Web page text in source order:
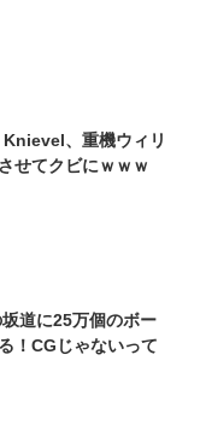
Knievel、重機ウィリ
せてクビにｗｗｗ
道に25万個のボー
！CGじゃないって